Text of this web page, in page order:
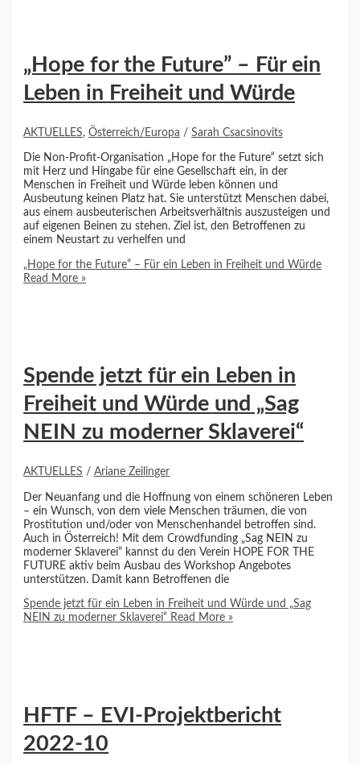
„Hope for the Future” – Für ein
Leben in Freiheit und Würde
AKTUELLES,Österreich/Europa /Sarah Csacsinovits
Die Non-Profit-Organisation „Hope for the Future“ setzt sich
mit Herz und Hingabe für eine Gesellschaft ein, in der
Menschen in Freiheit und Würde leben können und
Ausbeutung keinen Platz hat. Sie unterstützt Menschen dabei,
aus einem ausbeuterischen Arbeitsverhältnis auszusteigen und
auf eigenen Beinen zu stehen. Ziel ist, den Betroffenen zu
einem Neustart zu verhelfen und
„Hope for the Future” – Für ein Leben in Freiheit und Würde
Read More »
Spende jetzt für ein Leben in
Freiheit und Würde und „Sag
NEIN zu moderner Sklaverei“
AKTUELLES /Ariane Zeilinger
Der Neuanfang und die Hoffnung von einem schöneren Leben
– ein Wunsch, von dem viele Menschen träumen, die von
Prostitution und/oder von Menschenhandel betroffen sind.
Auch in Österreich! Mit dem Crowdfunding „Sag NEIN zu
moderner Sklaverei“ kannst du den Verein HOPE FOR THE
FUTURE aktiv beim Ausbau des Workshop Angebotes
unterstützen. Damit kann Betroffenen die
Spende jetzt für ein Leben in Freiheit und Würde und „Sag
NEIN zu moderner Sklaverei“ Read More »
HFTF – EVI-Projektbericht
2022-10